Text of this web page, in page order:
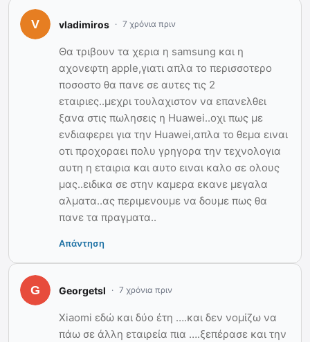
vladimiros 7 χρόνια πριν
Θα τριβουν τα χερια η samsung και η
αχονεφτη apple,γιατι απλα το περισσοτερο
ποσοστο θα πανε σε αυτες τις 2
εταιριες..μεχρι τουλαχιστον να επανελθει
ξανα στις πωλησεις η Huawei..οχι πως με
ενδιαφερει για την Huawei,απλα το θεμα ειναι
οτι προχοραει πολυ γρηγορα την τεχνολογια
αυτη η εταιρια και αυτο ειναι καλο σε ολους
μας..ειδικα σε στην καμερα εκανε μεγαλα
αλματα..ας περιμενουμε να δουμε πως θα
πανε τα πραγματα..
Απάντηση
Georgetsl 7 χρόνια πριν
Xiaomi εδώ και δύο έτη ….και δεν νομίζω να
πάω σε άλλη εταιρεία πια ….ξεπέρασε και την